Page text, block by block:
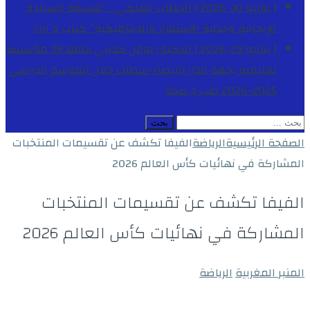
[ يوليو 30, 2026 ]
الخطاب الملكي .. “فلسفة السيادة
الإيجابية وجدلية الاستقرار والديناميكية”كتاب و اراء
[ يوليو 29, 2026 ]
الدكتور نوفل كديلي يتفقد 39 مؤسسة
تعليمية بجهة الدار البيضاء-سطات خلال الموسم الدراسي
2025-2026
طب و صحة
البحث
عن:
الصفحة الرئيسيةالرياضةالفيفا تكشف عن تقسيمات المنتخبات
المشاركة في نهائيات كأس العالم 2026
الفيفا تكشف عن تقسيمات المنتخبات
المشاركة في نهائيات كأس العالم 2026
المنبر المغربيةالرياضة